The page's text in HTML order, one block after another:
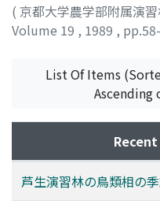
( 京都大学農学部附属演
Volume 19 , 1989 ,
松場, 京子List Of Items
Ascending
芦生演習林の鳥類相の